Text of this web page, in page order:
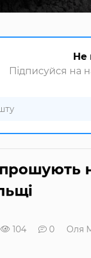
Не
Підписуйся на
104 0 Оля